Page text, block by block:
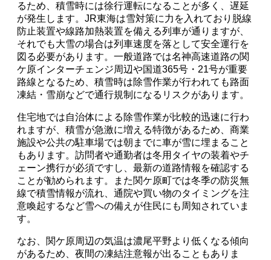
るため、積雪時には徐行運転になることが多く、遅延
が発生します。JR東海は雪対策に力を入れており脱線
防止装置や線路加熱装置を備える列車が通りますが、
それでも大雪の場合は列車速度を落として安全運行を
図る必要があります。一般道路では名神高速道路の関
ケ原インターチェンジ周辺や国道365号・21号が重要
路線となるため、積雪時は除雪作業が行われても路面
凍結・雪崩などで通行規制になるリスクがあります。
住宅地では自治体による除雪作業が比較的迅速に行わ
れますが、積雪が急激に増える特徴があるため、商業
施設や公共の駐車場では朝までに車が雪に埋まること
もあります。訪問者や通勤者は冬用タイヤの装着やチ
ェーン携行が必須ですし、最新の道路情報を確認する
ことが勧められます。また関ケ原町では冬季の防災無
線で積雪情報が流れ、通院や買い物のタイミングを注
意喚起するなど雪への備えが住民にも周知されていま
す。
なお、関ケ原周辺の気温は濃尾平野より低くなる傾向
があるため、夜間の凍結注意報が出ることもありま